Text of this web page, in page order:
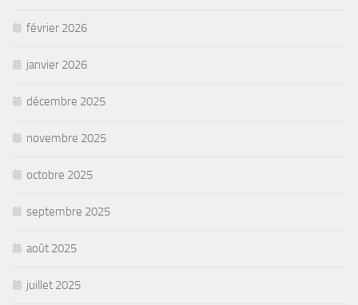
février 2026
janvier 2026
décembre 2025
novembre 2025
octobre 2025
septembre 2025
août 2025
juillet 2025